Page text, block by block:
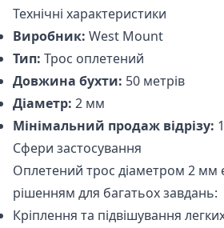
Технічні характеристики
Виробник: West Mount
Тип: Трос оплетений
Довжина бухти: 50 метрів
Діаметр: 2 мм
Мінімальний продаж відрізу:
Сфери застосування
Оплетений трос діаметром 2 мм
рішенням для багатьох завдань:
Кріплення та підвішування